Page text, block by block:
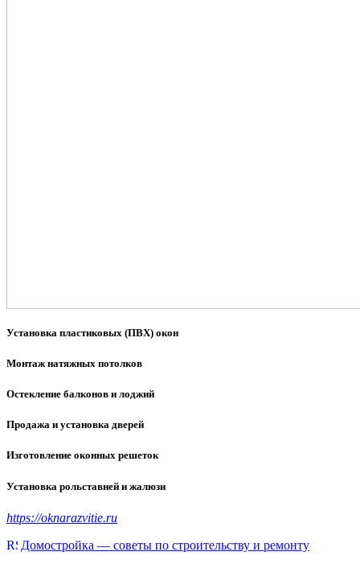
Установка пластиковых (ПВХ) окон
Монтаж натяжных потолков
Остекление балконов и лоджий
Продажа и установка дверей
Изготовление оконных решеток
Установка рольставней и жалюзи
https://oknarazvitie.ru
Домостройка — советы по строительству и ремонту